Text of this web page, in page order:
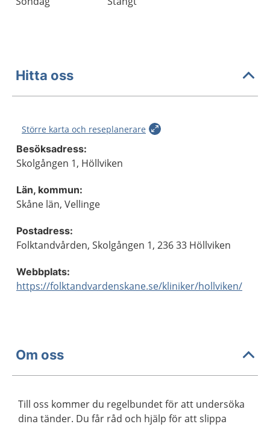
Hitta oss
Större karta och reseplanerare
Besöksadress:
Skolgången 1, Höllviken
Län, kommun:
Skåne län, Vellinge
Postadress:
Folktandvården, Skolgången 1, 236 33 Höllviken
Webbplats:
https://folktandvardenskane.se/kliniker/hollviken/
Om oss
Till oss kommer du regelbundet för att undersöka
dina tänder. Du får råd och hjälp för att slippa